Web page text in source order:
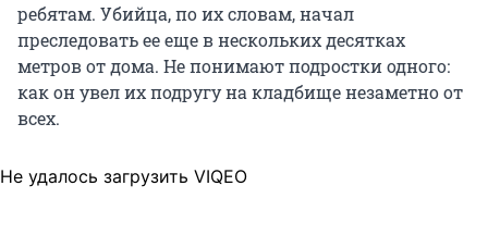
ребятам. Убийца, по их словам, начал
преследовать ее еще в нескольких десятках
метров от дома. Не понимают подростки одного:
как он увел их подругу на кладбище незаметно от
всех.
Не удалось загрузить VIQEO